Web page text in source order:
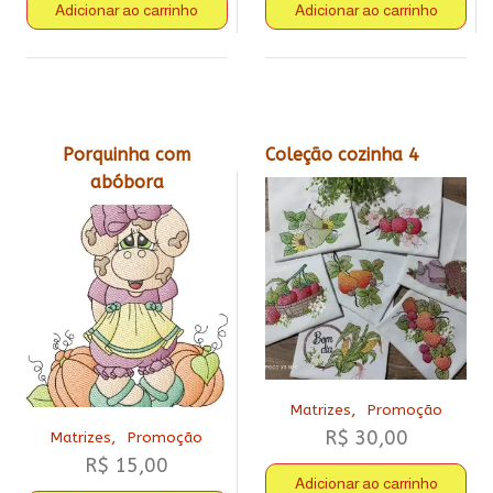
Adicionar ao carrinho Adicionar ao carrinho
Porquinha com
abóbora
Matrizes, Promoção
R$ 15,00
Coleção cozinha 4
Matrizes, Promoção
R$ 30,00
Adicionar ao carrinho